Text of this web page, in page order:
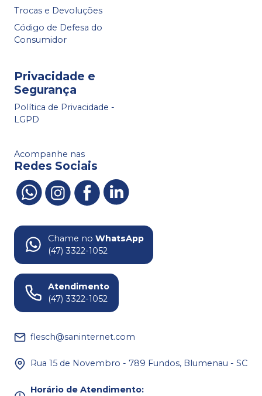
Trocas e Devoluções
Código de Defesa do
Consumidor
Privacidade e
Segurança
Política de Privacidade -
LGPD
Acompanhe nas
Redes Sociais
Chame no WhatsApp
(47) 3322-1052
Atendimento
(47) 3322-1052
flesch@saninternet.com
Rua 15 de Novembro - 789 Fundos, Blumenau - SC
Horário de Atendimento: